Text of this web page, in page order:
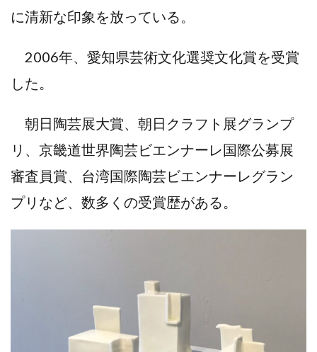
に清新な印象を放っている。
2006年、愛知県芸術文化選奨文化賞を受賞
した。
朝日陶芸展大賞、朝日クラフト展グランプ
リ、京畿道世界陶芸ビエンナーレ国際公募展
審査員賞、台湾国際陶芸ビエンナーレグラン
プリなど、数多くの受賞歴がある。